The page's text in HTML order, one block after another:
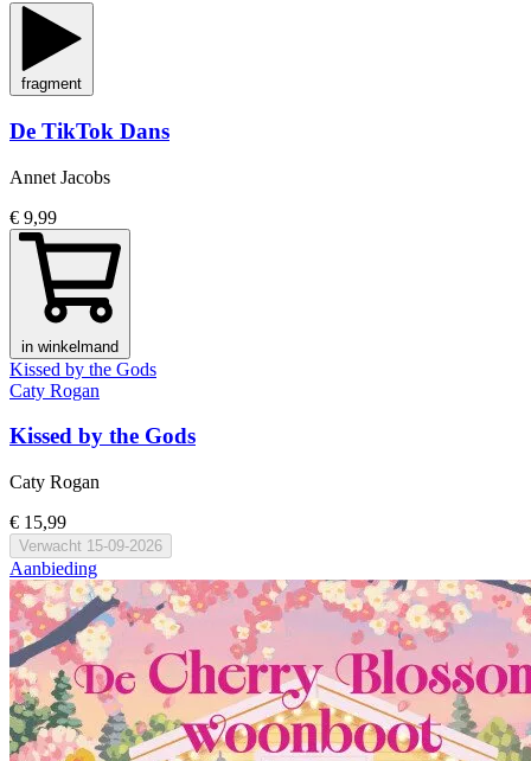
fragment
De TikTok Dans
Annet Jacobs
€ 9,99
in winkelmand
Kissed by the Gods
Caty Rogan
Kissed by the Gods
Caty Rogan
€ 15,99
Verwacht 15-09-2026
Aanbieding